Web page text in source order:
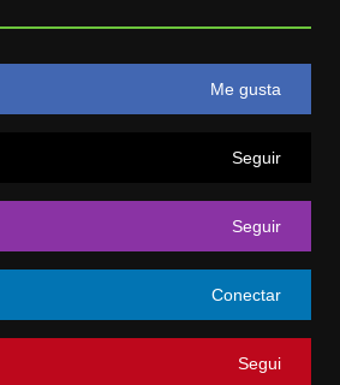
Me gusta
Seguir
Seguir
Conectar
Segui